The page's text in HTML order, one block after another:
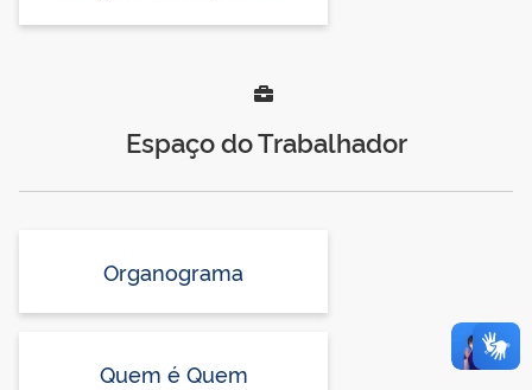
Espaço do Trabalhador
Organograma
Quem é Quem